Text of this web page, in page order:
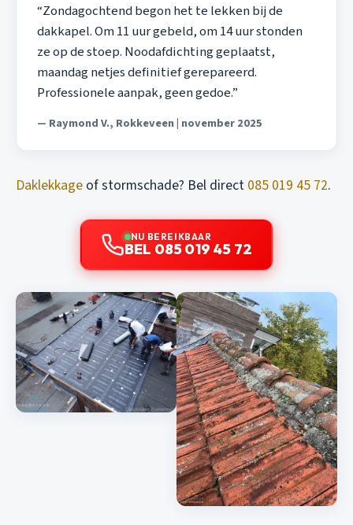
“Zondagochtend begon het te lekken bij de
dakkapel. Om 11 uur gebeld, om 14 uur stonden
ze op de stoep. Noodafdichting geplaatst,
maandag netjes definitief gerepareerd.
Professionele aanpak, geen gedoe.”
— Raymond V., Rokkeveen | november 2025
Daklekkage of stormschade? Bel direct 085 019 45 72.
NU BEREIKBAAR
BEL 085 019 45 72